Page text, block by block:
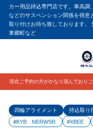
カー用品持込専門店です。車高調
などのサスペンション関係を得意
取り付けお待ち致しております。
東郷町など
現在ご予約の方がかなり混んでおり
四輪アライメント 持込取り
#KYB NERWSR
#XBEE